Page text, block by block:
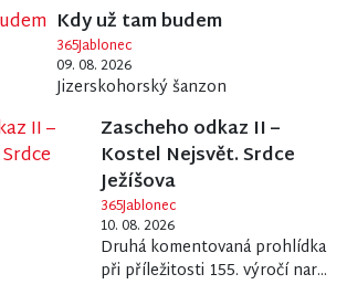
Kdy už tam budem
365Jablonec
09. 08. 2026
Jizerskohorský šanzon
Zascheho odkaz II –
Kostel Nejsvět. Srdce
Ježíšova
365Jablonec
10. 08. 2026
Druhá komentovaná prohlídka
při příležitosti 155. výročí nar...